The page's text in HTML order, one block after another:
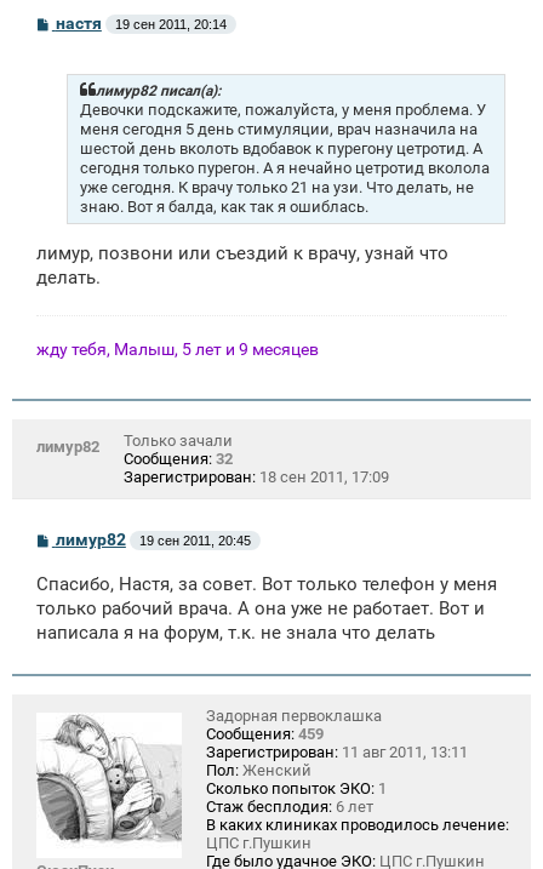
Снастя 19 сен 2011, 20:14
лимур82 писал(а):
Девочки подскажите, пожалуйста, у меня проблема. У
меня сегодня 5 день стимуляции, врач назначила на
шестой день вколоть вдобавок к пурегону цетротид. А
сегодня только пурегон. А я нечайно цетротид вколола
уже сегодня. К врачу только 21 на узи. Что делать, не
знаю. Вот я балда, как так я ошиблась.
лимур, позвони или съездий к врачу, узнай что
делать.
жду тебя, Малыш, 5 лет и 9 месяцев
лимур82
Только зачали
Сообщения: 32
Зарегистрирован: 18 сен 2011, 17:09
С
б
щ
н
е
лимур82 19 сен 2011, 20:45
Спасибо, Настя, за совет. Вот только телефон у меня
только рабочий врача. А она уже не работает. Вот и
написала я на форум, т.к. не знала что делать
Задорная первоклашка
Сообщения: 459
Зарегистрирован: 11 авг 2011, 13:11
Пол: Женский
Сколько попыток ЭКО: 1
Стаж бесплодия: 6 лет
В каких клиниках проводилось лечение:
ЦПС г.Пушкин
Где было удачное ЭКО: ЦПС г.Пушкин